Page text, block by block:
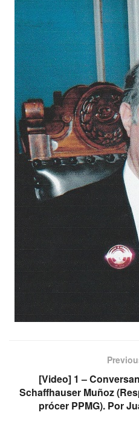
[Video] 1 –
Schaffhauser Muñoz
prócer PPMG). Por